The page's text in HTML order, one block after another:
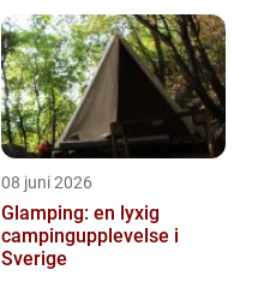
08 juni 2026
Glamping: en lyxig
campingupplevelse i
Sverige